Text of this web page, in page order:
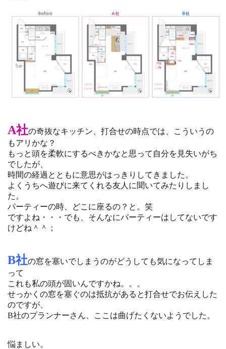
A社の奇抜なキッチン、打合せの時点では、こういうの
もアリかな？
もっと頭を柔軟にするべきかなと思って自分を見失いがち
でしたが、
時間の経過とともに意思がはっきりしてきました。
よくうちへ遊びに来てくれる友人に聞いてみたりしまし
た。
パーティーの時、どこに座るの？と。笑
ですよね・・・でも、そんなにパーティーはしてないです
けどね＾＾；
B社の窓を塞いでしまうのがどうしても気になってしま
って
これも私の頭が固いんですかね。。。
せっかくの窓を塞ぐのは抵抗があると打合せでお伝えした
のですが、
B社のプランナーさん、ここは曲げたくないようでした。
悩ましい。